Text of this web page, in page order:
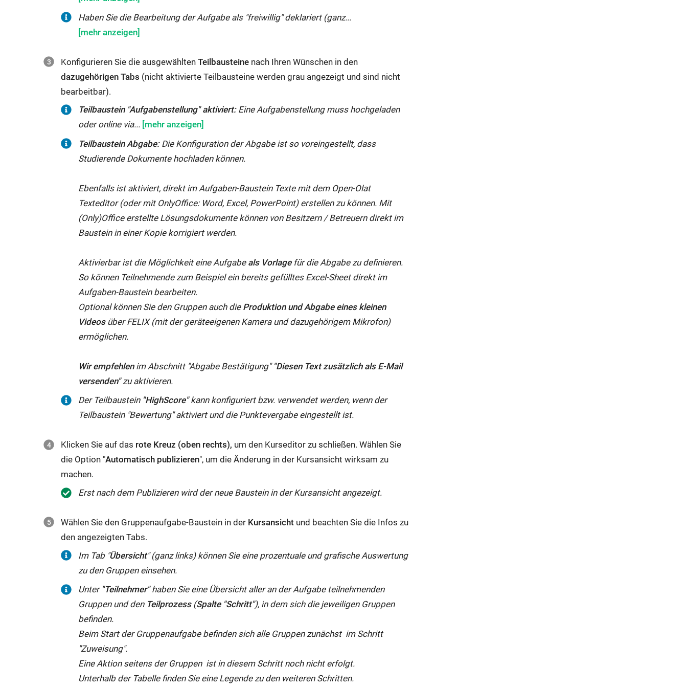
"Zuweisung
/
nur
verfügbar
bis
..."
ein
Datum
setzen,
ist
die
Aufgabenstellung
nur
zu
diesem
Datum
und
nicht
darüber
verfügbar.
Das
bedeutet,
dass
Studierenden
die
bis
einem
bestimmten
Zeitpunkt
abgeholt
haben
müssen,
sonst
sind
diese
nicht
mehr
Eintragen
des
Datums:
Bei
Eintragen
FELIX
(z.B.
Zuweisung/Aufgabenstellung
nur
verfügbar
bis)
Sie
bei
Daten,
die
inklusive
dem
Tag
gelten
sollen,
bei
Uhrzeit
23:59
Uhr
eintragen
00:00
Abgabefrist
ist
am
15.10.
um
23:59
(inklusive
15.10.).
Bei
Haben
Sie
Bearbeitung
der
Aufgabe
als
"freiwillig"
(ganz
oben
Bereich
"Pflicht"),
dann
können
(wenn
der
Teilbaustein
"Musterlösung"
aktiviert
ist)
die
Musterlösung
nach
bestimmten
Zeit
allen
Nutzern
wird
oder
nur
denjenigen
wird,
die
die
Aufgabe
abgegeben
haben.
Haben Sie die Bearbeitung der Aufgabe als "freiwillig" deklariert (ganz...
Konfigurieren Sie die ausgewähltenTeilbausteine nach Ihren Wünschen in den
dazugehörigen Tabs (nicht aktivierte Teilbausteine werden grau angezeigt und sind nicht
bearbeitbar).
Teilbaustein
"Aufgabenstellung"
aktiviert:
Eine
muss
hochgeladen
oder
online
OnlyOffice
bzw.
per
Video
erstellt
werden,
der
Baustein
der
Kursansicht
wird.
Soll
die
Aufgabenstellung
erst
zu
einem
späteren
Zeitpunkt
sichtbar
sein,
regeln
Sie
dies
über
Teilbaustein "Aufgabenstellung" aktiviert:Eine Aufgabenstellung muss hochgeladen
oder online via...
Teilbaustein Abgabe: Die Konfiguration der Abgabe ist so voreingestellt, dass
Studierende Dokumente hochladen können.
Ebenfalls ist aktiviert, direkt im Aufgaben-Baustein Texte mit dem Open-Olat
Texteditor (oder mit OnlyOffice: Word, Excel, PowerPoint) erstellen zu können. Mit
(Only)Office erstellte Lösungsdokumente können von Besitzern / Betreuern direkt im
Baustein in einer Kopie korrigiert werden.
Aktivierbar ist die Möglichkeit eine Aufgabe als Vorlage für die Abgabe zu definieren.
So können Teilnehmende zum Beispiel ein bereits gefülltes Excel-Sheet direkt im
Aufgaben-Baustein bearbeiten.
Optional können Sie den Gruppen auch die Produktion und Abgabe eines kleinen
Videosüber FELIX (mit der geräteeigenen Kamera und dazugehörigem Mikrofon)
ermöglichen.
Wir empfehlenim Abschnitt "Abgabe Bestätigung" "Diesen Text zusätzlich als E-Mail
versenden"zu aktivieren.
Der Teilbaustein "HighScore"kann konfiguriert bzw. verwendet werden, wenn der
Teilbaustein "Bewertung" aktiviert und die Punktevergabe eingestellt ist.
Klicken Sie auf das rote Kreuz (oben rechts), um den Kurseditor zu schließen. Wählen Sie
die Option "Automatisch publizieren", um die Änderung in der Kursansicht wirksam zu
machen.
Erst nach dem Publizieren wird der neue Baustein in der Kursansicht angezeigt.
Wählen Sie den Gruppenaufgabe-Baustein in der Kursansicht und beachten Sie die Infos zu
den angezeigten Tabs.
Im Tab "Übersicht" (ganz links) können Sie eine prozentuale und grafische Auswertung
zu den Gruppen einsehen.
Unter "Teilnehmer"haben Sie eine Übersicht aller an der Aufgabe teilnehmenden
Gruppen und den Teilprozess (Spalte "Schritt"), in dem sich die jeweiligen Gruppen
befinden.
Beim Start der Gruppenaufgabe befinden sich alle Gruppen zunächst im Schritt
"Zuweisung".
Eine Aktion seitens der Gruppen ist in diesem Schritt noch nicht erfolgt.
Unterhalb der Tabelle finden Sie eine Legende zu den weiteren Schritten.